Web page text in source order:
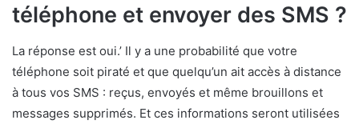
téléphone et envoyer des SMS ?
La réponse est oui.’ Il y a une probabilité que votre
téléphone soit piraté et que quelqu’un ait accès à distance
à tous vos SMS : reçus, envoyés et même brouillons et
messages supprimés. Et ces informations seront utilisées